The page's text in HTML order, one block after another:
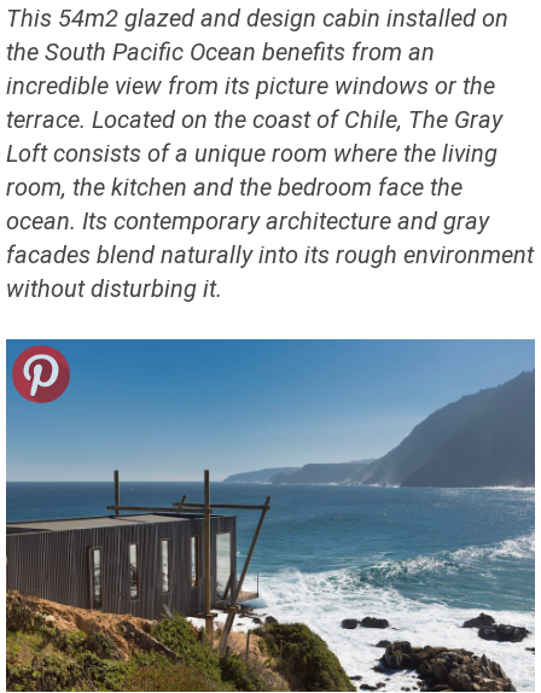
This 54m2 glazed and design cabin installed on
the South Pacific Ocean benefits from an
incredible view from its picture windows or the
terrace. Located on the coast of Chile, The Gray
Loft consists of a unique room where the living
room, the kitchen and the bedroom face the
ocean. Its contemporary architecture and gray
facades blend naturally into its rough environment
without disturbing it.